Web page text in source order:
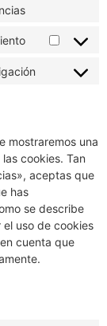
mostraremos una
cookies. Tan
aceptas que
has
se describe
uso de cookies
cuenta que